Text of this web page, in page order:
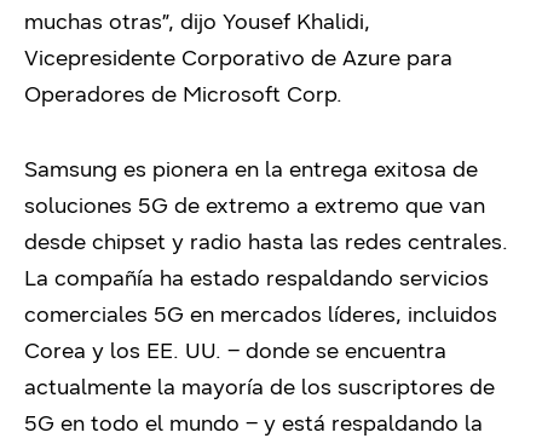
muchas otras”, dijo Yousef Khalidi,
Vicepresidente Corporativo de Azure para
Operadores de Microsoft Corp.
Samsung es pionera en la entrega exitosa de
soluciones 5G de extremo a extremo que van
desde chipset y radio hasta las redes centrales.
La compañía ha estado respaldando servicios
comerciales 5G en mercados líderes, incluidos
Corea y los EE. UU. – donde se encuentra
actualmente la mayoría de los suscriptores de
5G en todo el mundo – y está respaldando la